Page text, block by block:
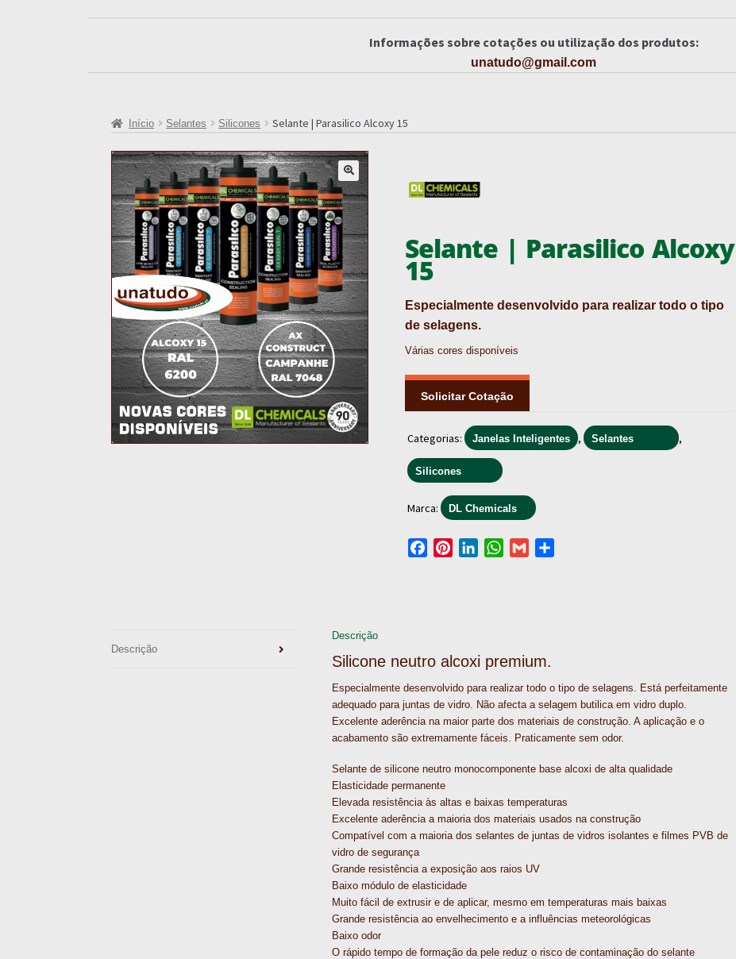
Informações sobre cotações ou utilização dos produtos:
unatudo@gmail.com
Início Selantes Silicones Selante | Parasilico Alcoxy 15
🔍
Selante | Parasilico Alcoxy
15
Especialmente desenvolvido para realizar todo o tipo
de selagens.
Várias cores disponíveis
Solicitar Cotação
Categorias: Janelas Inteligentes , Selantes ,
Silicones
Marca: DL Chemicals
o
e
s
t
I
W
p
p
Descrição
Descrição
Silicone neutro alcoxi premium.
Especialmente desenvolvido para realizar todo o tipo de selagens. Está perfeitamente
adequado para juntas de vidro. Não afecta a selagem butilica em vidro duplo.
Excelente aderência na maior parte dos materiais de construção. A aplicação e o
acabamento são extremamente fáceis. Praticamente sem odor.
Selante de silicone neutro monocomponente base alcoxi de alta qualidade
Elasticidade permanente
Elevada resistência às altas e baixas temperaturas
Excelente aderência a maioria dos materiais usados na construção
Compatível com a maioria dos selantes de juntas de vidros isolantes e filmes PVB de
vidro de segurança
Grande resistência a exposição aos raios UV
Baixo módulo de elasticidade
Muito fácil de extrusir e de aplicar, mesmo em temperaturas mais baixas
Grande resistência ao envelhecimento e a influências meteorológicas
Baixo odor
O rápido tempo de formação da pele reduz o risco de contaminação do selante